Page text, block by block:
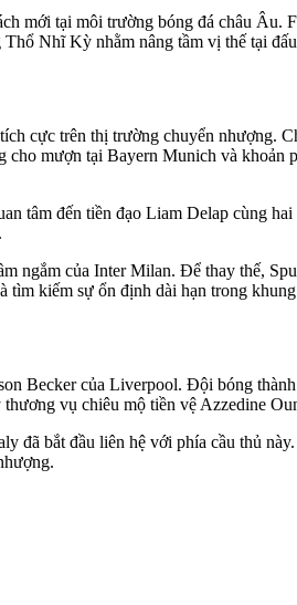
tại môi trường bóng đá châu Âu.
Nhĩ Kỳ nhằm nâng tầm vị thế tại
cực trên thị trường chuyển nhượng.
mượn tại Bayern Munich và
tâm đến tiền đạo Liam Delap cùng
của Inter Milan. Để thay thế,
kiếm sự ổn định dài hạn trong khung
Becker của Liverpool. Đội bóng
vụ chiêu mộ tiền vệ Azzedine
bắt đầu liên hệ với phía cầu thủ